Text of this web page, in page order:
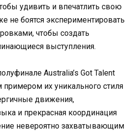
удивить и впечатлить свою
не боятся экспериментировать
чтобы создать
выступления.
Australia’s Got Talent
примером их уникального стиля
движения,
и прекрасная координация
невероятно захватывающим